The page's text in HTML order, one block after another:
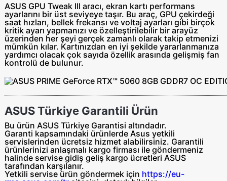
ASUS GPU Tweak III aracı, ekran kartı performans
ayarlarını bir üst seviyeye taşır. Bu araç, GPU çekirdeği
saat hızları, bellek frekansı ve voltaj ayarları gibi birçok
kritik ayarı yapmanızı ve özelleştirilebilir bir arayüz
üzerinden her şeyi gerçek zamanlı olarak takip etmenizi
mümkün kılar. Kartınızdan en iyi şekilde yararlanmanıza
yardımcı olacak çok sayıda özellik arasında gelişmiş fan
kontrolü de bulunur.
ASUS Türkiye Garantili Ürün
Bu ürün ASUS Türkiye Garantisi altındadır.
Garanti kapsamındaki ürünlerde Asus yetkili
servislerinden ücretsiz hizmet alabilirsiniz. Garantili
ürünlerinizi anlaşmalı kargo firması ile göndermeniz
halinde servise gidiş geliş kargo ücretleri ASUS
tarafından karşılanır.
Yetkili servise ürün göndermek için https://eu-